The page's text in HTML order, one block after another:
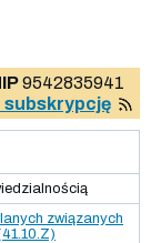
9542835941
subskrypcję
związanych